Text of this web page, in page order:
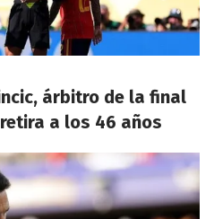
árbitro de la final
a los 46 años